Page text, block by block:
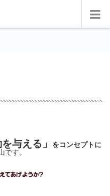
与える」
をコンセプトに
です。